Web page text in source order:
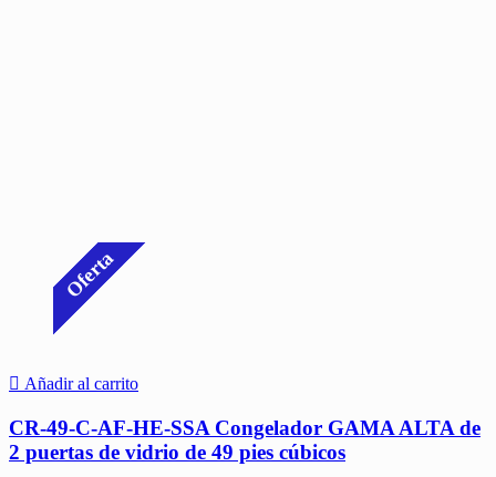
Oferta
Añadir al carrito
CR-49-C-AF-HE-SSA Congelador GAMA ALTA de
2 puertas de vidrio de 49 pies cúbicos